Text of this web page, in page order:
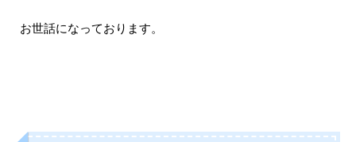
お世話になっております。